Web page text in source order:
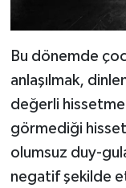
Bu dönemde
anlaşılmak,
değerli
görmediği
olumsuz duy-
negatif şekilde